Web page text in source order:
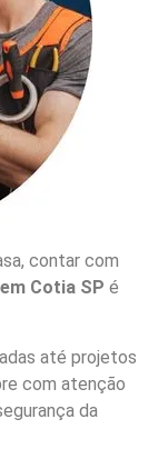
contar com
Cotia SP é
até projetos
com atenção
da